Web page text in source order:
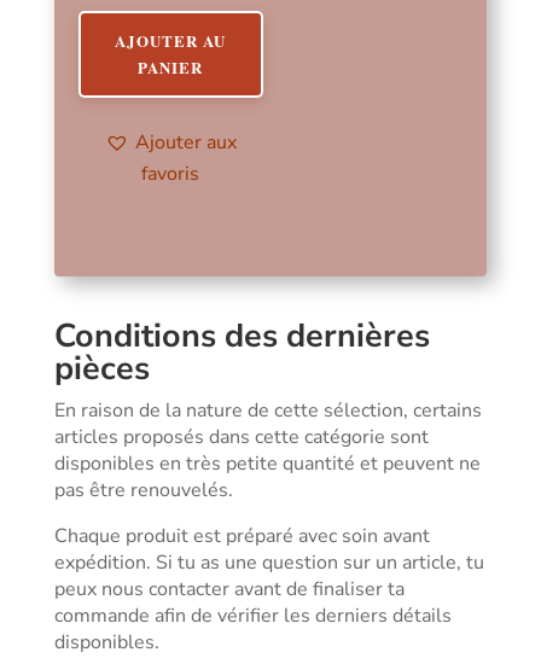
AJOUTER AU
PANIER
Ajouter aux
favoris
Conditions des dernières
pièces
En raison de la nature de cette sélection, certains
articles proposés dans cette catégorie sont
disponibles en très petite quantité et peuvent ne
pas être renouvelés.
Chaque produit est préparé avec soin avant
expédition. Si tu as une question sur un article, tu
peux nous contacter avant de finaliser ta
commande afin de vérifier les derniers détails
disponibles.